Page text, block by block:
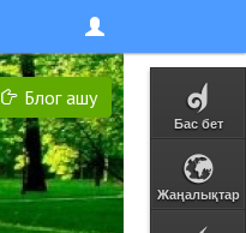
Бас бет
Жаңалықтар
Блог ашу